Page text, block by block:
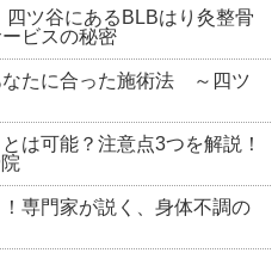
ツ谷にあるBLBはり灸整骨
ビスの秘密
なたに合った施術法 ～四ツ
は可能？注意点3つを解説！
専門家が説く、身体不調の